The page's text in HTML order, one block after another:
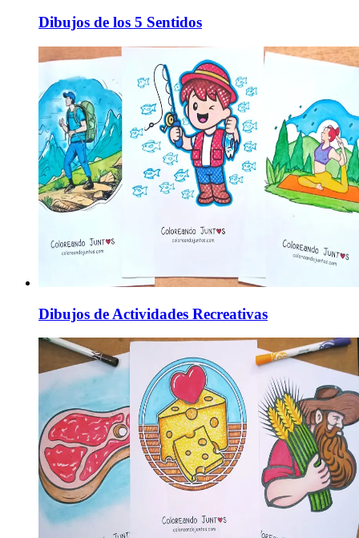
Dibujos de los 5 Sentidos
Dibujos de Actividades Recreativas